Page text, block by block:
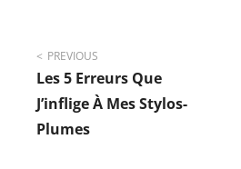
Navigation
de
l’article
PREVIOUS
Les 5 Erreurs Que
J’inflige À Mes Stylos-
Plumes